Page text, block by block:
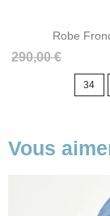
Robe
290,00 €
Prix
34
Vous